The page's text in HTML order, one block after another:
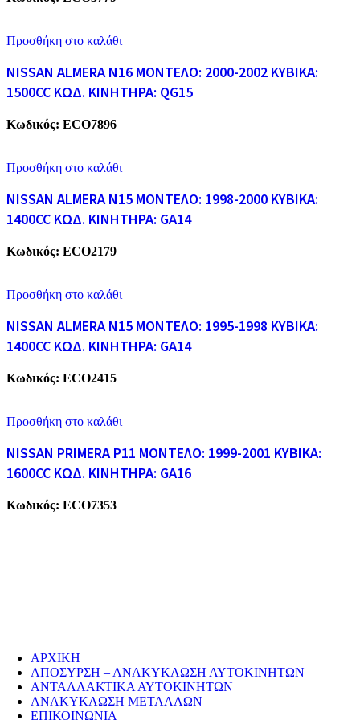
Προσθήκη στο καλάθι
NISSAN ALMERA N16 ΜΟΝΤΕΛΟ: 2000-2002 ΚΥΒΙΚΑ:
1500CC ΚΩΔ. ΚΙΝΗΤΗΡΑ: QG15
Κωδικός: ECO7896
Προσθήκη στο καλάθι
NISSAN ALMERA N15 ΜΟΝΤΕΛΟ: 1998-2000 ΚΥΒΙΚΑ:
1400CC ΚΩΔ. ΚΙΝΗΤΗΡΑ: GA14
Κωδικός: ECO2179
Προσθήκη στο καλάθι
NISSAN ALMERA N15 ΜΟΝΤΕΛΟ: 1995-1998 ΚΥΒΙΚΑ:
1400CC ΚΩΔ. ΚΙΝΗΤΗΡΑ: GA14
Κωδικός: ECO2415
Προσθήκη στο καλάθι
NISSAN PRIMERA P11 ΜΟΝΤΕΛΟ: 1999-2001 ΚΥΒΙΚΑ:
1600CC ΚΩΔ. ΚΙΝΗΤΗΡΑ: GA16
Κωδικός: ECO7353
ΑΡΧΙΚΗ
ΑΠΟΣΥΡΣΗ – ΑΝΑΚΥΚΛΩΣΗ ΑΥΤΟΚΙΝΗΤΩΝ
ΑΝΤΑΛΛΑΚΤΙΚΑ ΑΥΤΟΚΙΝΗΤΩΝ
ΑΝΑΚΥΚΛΩΣΗ ΜΕΤΑΛΛΩΝ
ΕΠΙΚΟΙΝΩΝΙΑ